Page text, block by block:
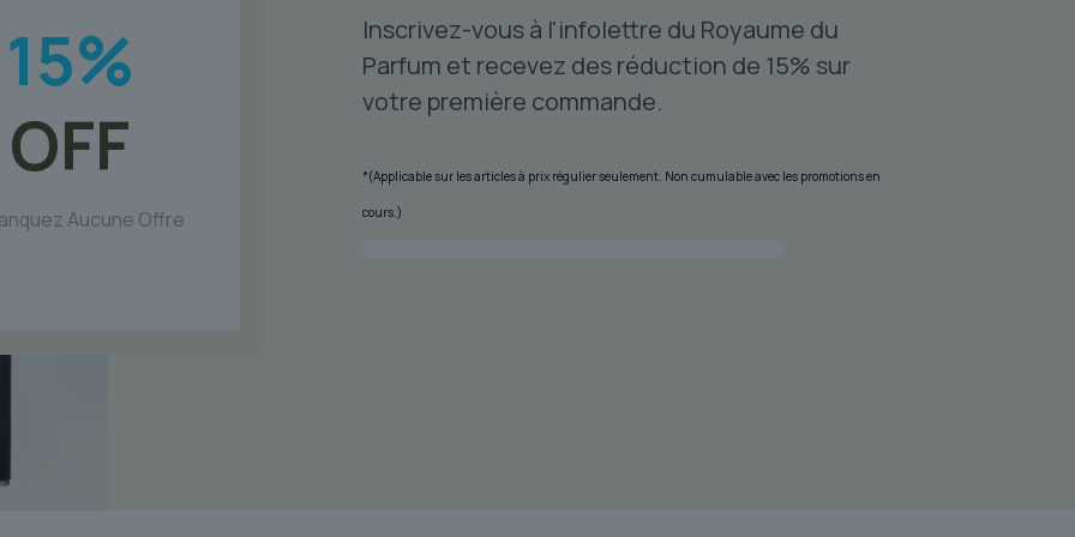
page
du
produit
15%
OFF
Aucune Offre
Inscrivez-vous à l'infolettre du Royaume du
Parfum et recevez des réduction de 15% sur
votre première commande.
*(Applicable sur les articles à prix régulier seulement. Non cumulable avec les promotions en
cours.)